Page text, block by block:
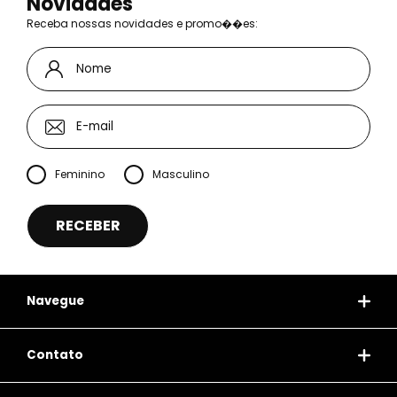
Receba nossas novidades e promo��es:
Feminino Masculino
Navegue
Contato